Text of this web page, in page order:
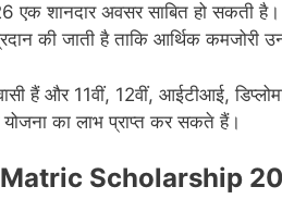
शानदार अवसर साबित हो सकती है।
की जाती है ताकि आर्थिक कमजोरी
हैं और 11वीं, 12वीं, आईटीआई,
योजना का लाभ प्राप्त कर सकते हैं।
Scholarship